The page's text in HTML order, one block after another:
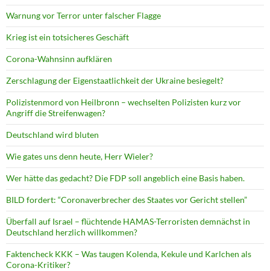
Warnung vor Terror unter falscher Flagge
Krieg ist ein totsicheres Geschäft
Corona-Wahnsinn aufklären
Zerschlagung der Eigenstaatlichkeit der Ukraine besiegelt?
Polizistenmord von Heilbronn – wechselten Polizisten kurz vor
Angriff die Streifenwagen?
Deutschland wird bluten
Wie gates uns denn heute, Herr Wieler?
Wer hätte das gedacht? Die FDP soll angeblich eine Basis haben.
BILD fordert: “Coronaverbrecher des Staates vor Gericht stellen”
Überfall auf Israel – flüchtende HAMAS-Terroristen demnächst in
Deutschland herzlich willkommen?
Faktencheck KKK – Was taugen Kolenda, Kekule und Karlchen als
Corona-Kritiker?